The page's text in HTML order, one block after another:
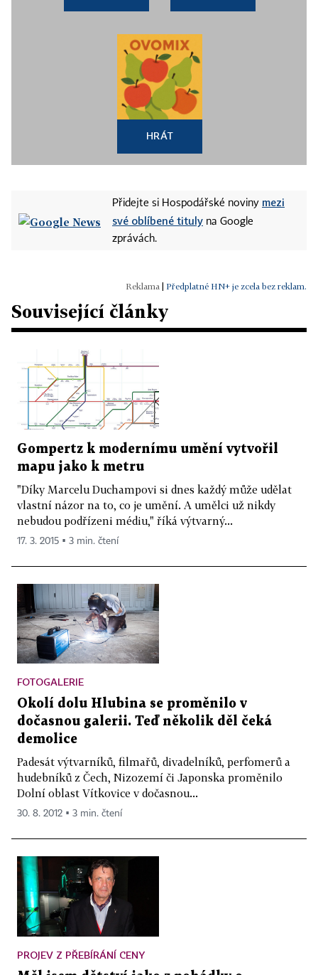
HRÁT
Přidejte si Hospodářské noviny mezi
své oblíbené tituly na Google
zprávách.
Předplatné HN+ je zcela bez reklam.
Související články
Gompertz k modernímu umění vytvořil
mapu jako k metru
"Díky Marcelu Duchampovi si dnes každý může udělat
vlastní názor na to, co je umění. A umělci už nikdy
nebudou podřízeni médiu," říká výtvarný...
17. 3. 2015 ▪ 3 min. čtení
FOTOGALERIE
Okolí dolu Hlubina se proměnilo v
dočasnou galerii. Teď několik děl čeká
demolice
Padesát výtvarníků, filmařů, divadelníků, perfomerů a
hudebníků z Čech, Nizozemí či Japonska proměnilo
Dolní oblast Vítkovice v dočasnou...
30. 8. 2012 ▪ 3 min. čtení
PROJEV Z PŘEBÍRÁNÍ CENY